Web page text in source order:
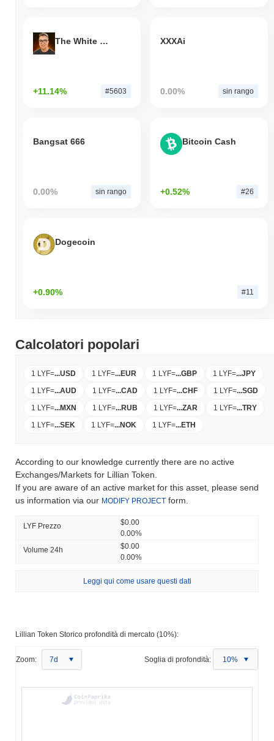
The White Bull
+11.14% #5603
XXXAi
0.00% sin rango
Bangsat 666
0.00% sin rango
Bitcoin Cash
+0.52% #26
Dogecoin
+0.90% #11
Calcolatori popolari
1 LYF=...USD 1 LYF=...EUR 1 LYF=...GBP 1 LYF=...JPY
1 LYF=...AUD 1 LYF=...CAD 1 LYF=...CHF 1 LYF=...SGD
1 LYF=...MXN 1 LYF=...RUB 1 LYF=...ZAR 1 LYF=...TRY
1 LYF=...SEK 1 LYF=...NOK 1 LYF=...ETH
According to our knowledge currently there are no active
Exchanges/Markets for Lillian Token.
If you are aware of an active market for this asset, please send
us information via our MODIFY PROJECT form.
LYF Prezzo
$0.00
0.00%
Volume 24h
$0.00
0.00%
Leggi qui come usare questi dati
Lillian Token Storico profondità di mercato (10%):
Zoom: 7d Soglia di profondità: 10%